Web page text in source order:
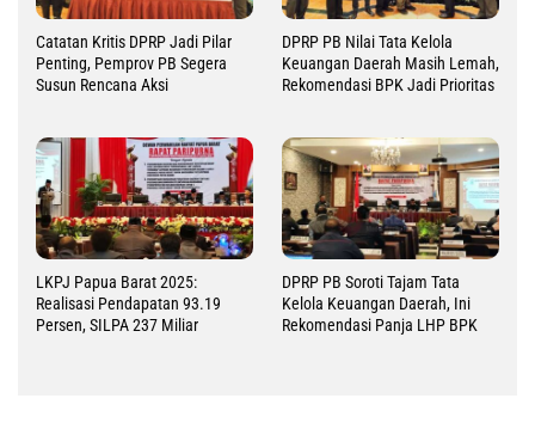
Catatan Kritis DPRP Jadi Pilar
Penting, Pemprov PB Segera
Susun Rencana Aksi
DPRP PB Nilai Tata Kelola
Keuangan Daerah Masih Lemah,
Rekomendasi BPK Jadi Prioritas
LKPJ Papua Barat 2025:
Realisasi Pendapatan 93.19
Persen, SILPA 237 Miliar
DPRP PB Soroti Tajam Tata
Kelola Keuangan Daerah, Ini
Rekomendasi Panja LHP BPK